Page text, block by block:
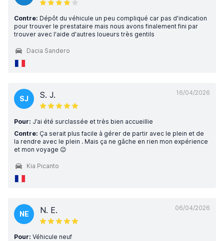
Contre: Dépôt du véhicule un peu compliqué car pas d'indication
pour trouver le prestataire mais nous avons finalement fini par
trouver avec l'aide d'autres loueurs très gentils
Dacia Sandero
16/04/2026
SJ S. J.
Pour: J’ai été surclassée et très bien accueillie
Contre: Ça serait plus facile à gérer de partir avec le plein et de
la rendre avec le plein . Mais ça ne gâche en rien mon expérience
et mon voyage 😉
Kia Picanto
06/04/2026
NE N. E.
Pour: Véhicule neuf